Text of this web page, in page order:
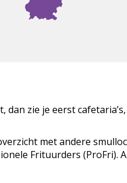
dan zie je eerst
met andere
Frituurders (ProFri).